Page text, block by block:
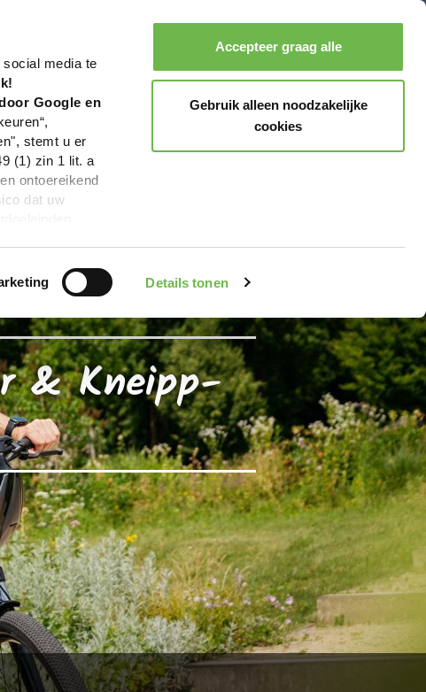
media te
Google en
stemt u er
(1) zin 1 lit. a
ontoereikend
dat uw
Details tonen
Accepteer graag alle
Gebruik alleen noodzakelijke
cookies
Boeken Menu
& Kneipp-